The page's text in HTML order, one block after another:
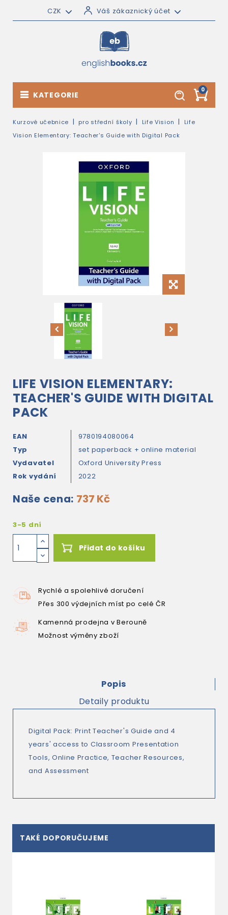
CZK Váš zákaznický účet
0
KATEGORIE
Kurzové učebnice pro střední školy Life Vision
Life
Vision Elementary: Teacher's Guide with Digital Pack
LIFE VISION ELEMENTARY:
TEACHER'S GUIDE WITH DIGITAL
PACK
EAN
9780194080064
Typ
set paperback + online material
Vydavatel
Oxford University Press
Rok vydání
2022
Naše cena: 737 Kč
3-5 dní
Přidat do košíku
Rychlé a spolehlivé doručení
Přes 300 výdejních míst po celé ČR
Kamenná prodejna v Berouně
Možnost výměny zboží
Popis
Detaily produktu
Digital Pack: Print Teacher's Guide and 4
years' access to Classroom Presentation
Tools, Online Practice, Teacher Resources,
and Assessment
TAKÉ DOPORUČUJEME